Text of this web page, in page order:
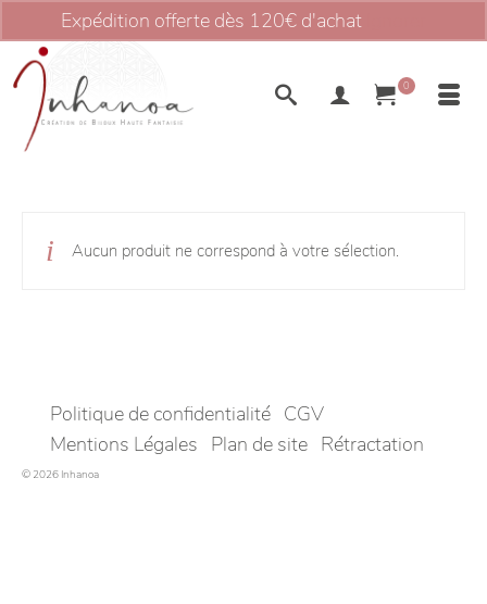
Expédition offerte dès 120€ d'achat
0
Aucun produit ne correspond à votre sélection.
Politique de confidentialité CGV
Mentions Légales Plan de site Rétractation
© 2026 Inhanoa